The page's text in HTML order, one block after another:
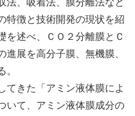
特徴と技術開発の現状を紹
を述べ、ＣＯ２分離膜とＣ
進展を高分子膜、無機膜、
。
きた「アミン液体膜によ
いて、アミン液体膜成分の